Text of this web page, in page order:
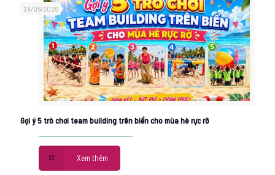
29/06/2026
Gợi ý 5 trò chơi team building trên biển cho mùa hè rực rỡ
Xem thêm